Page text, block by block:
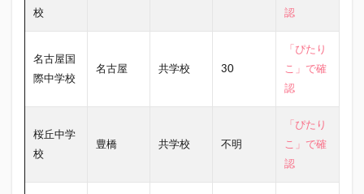
校
認
名古屋国
際中学校
名古屋 共学校 30
「ぴたり
こ」で確
認
桜丘中学
校
豊橋 共学校 不明
「ぴたり
こ」で確
認